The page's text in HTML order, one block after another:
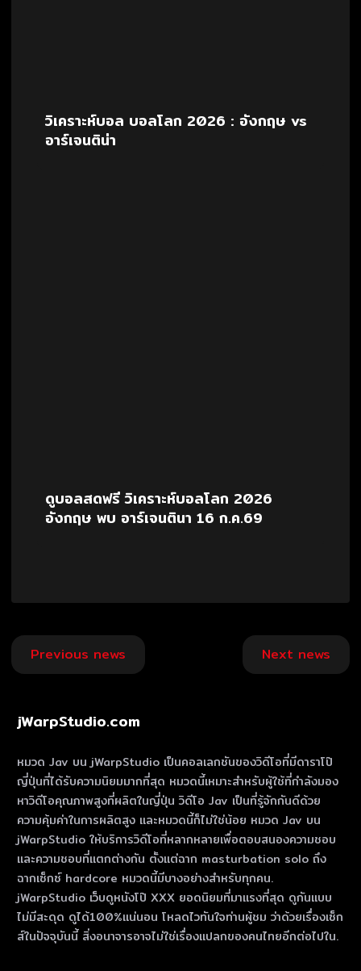
วิเคราะห์บอล บอลโลก 2026 : อังกฤษ vs
อาร์เจนติน่า
ดูบอลสดฟรี วิเคราะห์บอลโลก 2026
อังกฤษ พบ อาร์เจนตินา 16 ก.ค.69
Post
navigation
Previous news Next news
jWarpStudio.com
หมวด Jav บน jWarpStudio เป็นคอลเลกชันของวิดีโอที่มีดาราโป๊
ญี่ปุ่นที่ได้รับความนิยมมากที่สุด หมวดนี้เหมาะสําหรับผู้ใช้ที่กําลังมอง
หาวิดีโอคุณภาพสูงที่ผลิตในญี่ปุ่น วิดีโอ Jav เป็นที่รู้จักกันดีด้วย
ความคุ้มค่าในการผลิตสูง และหมวดนี้ก็ไม่ใช่น้อย หมวด Jav บน
jWarpStudio ให้บริการวิดีโอที่หลากหลายเพื่อตอบสนองความชอบ
และความชอบที่แตกต่างกัน ตั้งแต่ฉาก masturbation solo ถึง
ฉากเซ็กซ์ hardcore หมวดนี้มีบางอย่างสําหรับทุกคน.
jWarpStudio เว็บดูหนังโป๊ XXX ยอดนิยมที่มาแรงที่สุด ดูกันแบบ
ไม่มีสะดุด ดูได้100%แน่นอน โหลดไวทันใจท่านผู้ชม ว่าด้วยเรื่องเซ็ก
ส์ในปัจจุบันนี้ สิ่งอนาจารอาจไม่ใช่เรื่องแปลกของคนไทยอีกต่อไปใน.